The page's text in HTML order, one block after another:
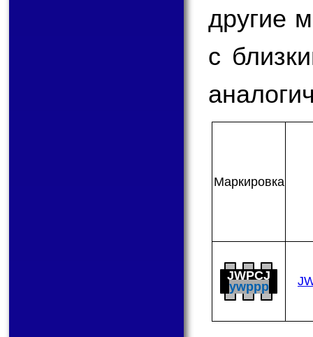
другие
с
Мар­ки­ров­ка
JWPCJ
ywppp